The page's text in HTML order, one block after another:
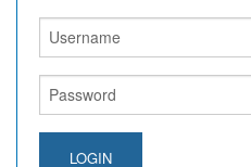
LOGIN